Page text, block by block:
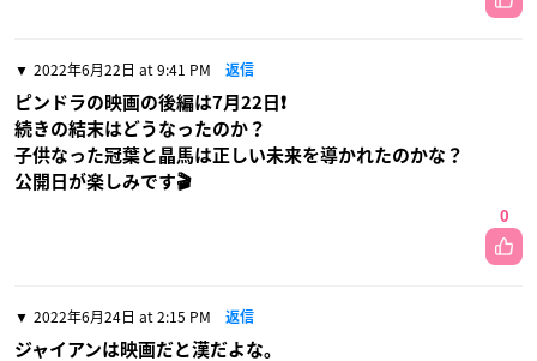
2022年6月22日 at 9:41 PM 返信
ピンドラの映画の後編は7月22日❗
続きの結末はどうなったのか？
子供なった冠葉と晶馬は正しい未来を導かれたのかな？
公開日が楽しみです🎬
0
2022年6月24日 at 2:15 PM 返信
ジャイアンは映画だと漢だよな。